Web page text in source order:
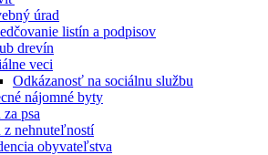
úrad
listín a podpisov
drevín
veci
Odkázanosť na sociálnu službu
nájomné byty
psa
z nehnuteľností
obyvateľstva